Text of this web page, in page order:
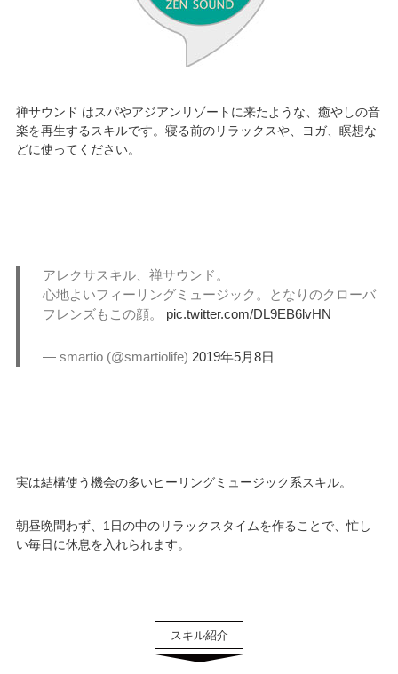
禅サウンド はスパやアジアンリゾートに来たような、癒やしの音
楽を再生するスキルです。寝る前のリラックスや、ヨガ、瞑想な
どに使ってください。
アレクサスキル、禅サウンド。
心地よいフィーリングミュージック。となりのクローバ
フレンズもこの顔。 pic.twitter.com/DL9EB6lvHN
— smartio (@smartiolife) 2019年5月8日
実は結構使う機会の多いヒーリングミュージック系スキル。
朝昼晩問わず、1日の中のリラックスタイムを作ることで、忙し
い毎日に休息を入れられます。